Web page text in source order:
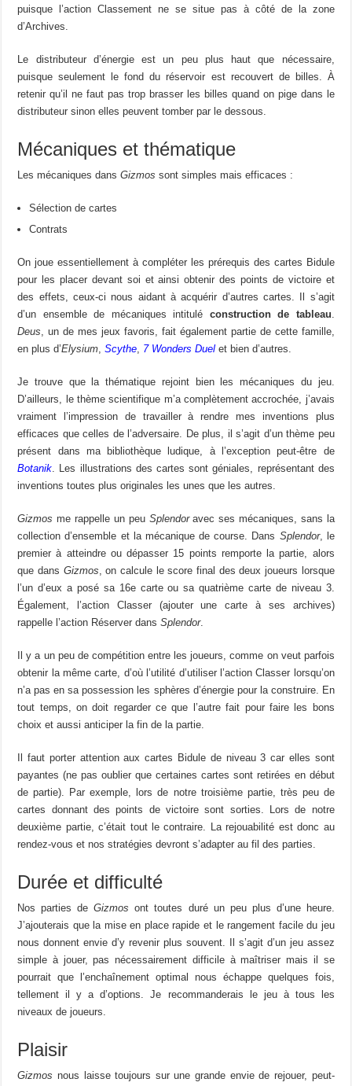
puisque l’action Classement ne se situe pas à côté de la zone
d’Archives.
Le distributeur d’énergie est un peu plus haut que nécessaire,
puisque seulement le fond du réservoir est recouvert de billes. À
retenir qu’il ne faut pas trop brasser les billes quand on pige dans le
distributeur sinon elles peuvent tomber par le dessous.
Mécaniques et thématique
Les mécaniques dansGizmos sont simples mais efficaces :
Sélection de cartes
Contrats
On joue essentiellement à compléter les prérequis des cartes Bidule
pour les placer devant soi et ainsi obtenir des points de victoire et
des effets, ceux-ci nous aidant à acquérir d’autres cartes. Il s’agit
d’un ensemble de mécaniques intitulé construction de tableau.
Deus, un de mes jeux favoris, fait également partie de cette famille,
en plus d’Elysium,Scythe, 7 Wonders Duel et bien d’autres.
Je trouve que la thématique rejoint bien les mécaniques du jeu.
D’ailleurs, le thème scientifique m’a complètement accrochée, j’avais
vraiment l’impression de travailler à rendre mes inventions plus
efficaces que celles de l’adversaire. De plus, il s’agit d’un thème peu
présent dans ma bibliothèque ludique, à l’exception peut-être de
Botanik. Les illustrations des cartes sont géniales, représentant des
inventions toutes plus originales les unes que les autres.
Gizmos me rappelle un peu Splendoravec ses mécaniques, sans la
collection d’ensemble et la mécanique de course. Dans Splendor, le
premier à atteindre ou dépasser 15 points remporte la partie, alors
que dans Gizmos, on calcule le score final des deux joueurs lorsque
l’un d’eux a posé sa 16e carte ou sa quatrième carte de niveau 3.
Également, l’action Classer (ajouter une carte à ses archives)
rappelle l’action Réserver dansSplendor.
Il y a un peu de compétition entre les joueurs, comme on veut parfois
obtenir la même carte, d’où l’utilité d’utiliser l’action Classer lorsqu’on
n’a pas en sa possession les sphères d’énergie pour la construire. En
tout temps, on doit regarder ce que l’autre fait pour faire les bons
choix et aussi anticiper la fin de la partie.
Il faut porter attention aux cartes Bidule de niveau 3 car elles sont
payantes (ne pas oublier que certaines cartes sont retirées en début
de partie). Par exemple, lors de notre troisième partie, très peu de
cartes donnant des points de victoire sont sorties. Lors de notre
deuxième partie, c’était tout le contraire. La rejouabilité est donc au
rendez-vous et nos stratégies devront s’adapter au fil des parties.
Durée et difficulté
Nos parties deGizmos ont toutes duré un peu plus d’une heure.
J’ajouterais que la mise en place rapide et le rangement facile du jeu
nous donnent envie d’y revenir plus souvent. Il s’agit d’un jeu assez
simple à jouer, pas nécessairement difficile à maîtriser mais il se
pourrait que l’enchaînement optimal nous échappe quelques fois,
tellement il y a d’options. Je recommanderais le jeu à tous les
niveaux de joueurs.
Plaisir
Gizmos nous laisse toujours sur une grande envie de rejouer, peut-